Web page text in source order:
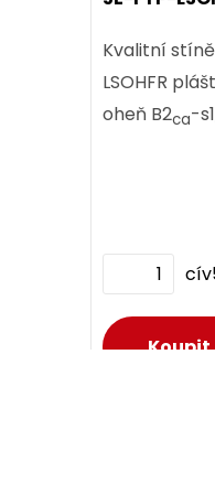
ks
Kvalitní
LSOHFR
oheň B2ca-